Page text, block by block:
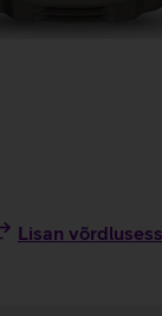
Lisan